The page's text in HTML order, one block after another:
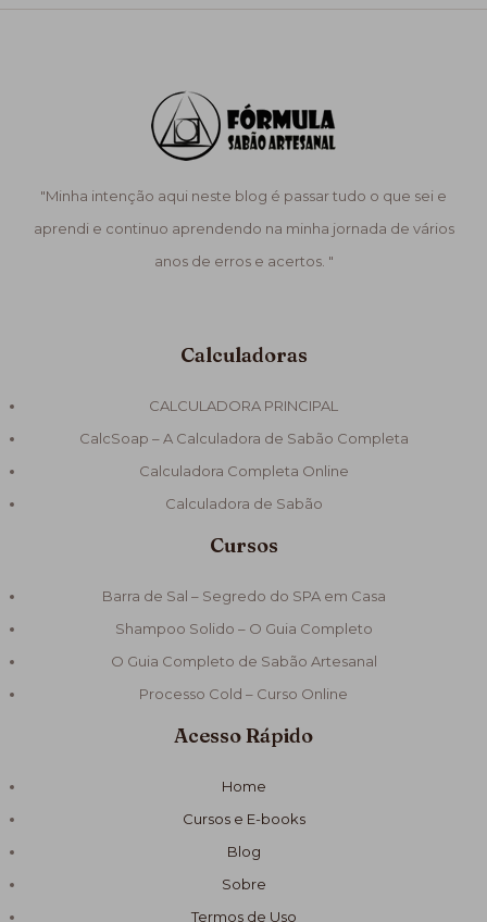
"Minha intenção aqui neste blog é passar tudo o que sei e
aprendi e continuo aprendendo na minha jornada de vários
anos de erros e acertos. "
Calculadoras
CALCULADORA PRINCIPAL
CalcSoap – A Calculadora de Sabão Completa
Calculadora Completa Online
Calculadora de Sabão
Cursos
Barra de Sal – Segredo do SPA em Casa
Shampoo Solido – O Guia Completo
O Guia Completo de Sabão Artesanal
Processo Cold – Curso Online
Acesso Rápido
Home
Cursos e E-books
Blog
Sobre
Termos de Uso